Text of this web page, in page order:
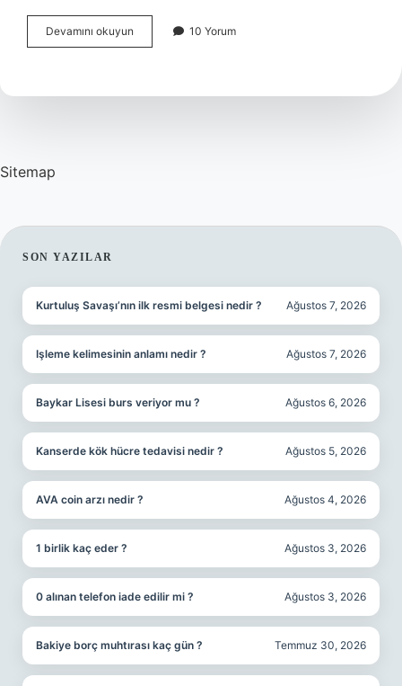
Devamını okuyun Duygusal
Çocuk
10 Yorum
Sitemap
SIDEBAR
SON YAZILAR
Kurtuluş Savaşı’nın ilk resmi belgesi nedir ? Ağustos 7, 2026
Işleme kelimesinin anlamı nedir ? Ağustos 7, 2026
Baykar Lisesi burs veriyor mu ? Ağustos 6, 2026
Kanserde kök hücre tedavisi nedir ? Ağustos 5, 2026
AVA coin arzı nedir ? Ağustos 4, 2026
1 birlik kaç eder ? Ağustos 3, 2026
0 alınan telefon iade edilir mi ? Ağustos 3, 2026
Bakiye borç muhtırası kaç gün ? Temmuz 30, 2026